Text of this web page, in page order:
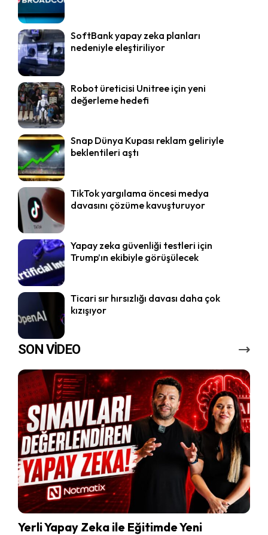
SoftBank yapay zeka planları
nedeniyle eleştiriliyor
Robot üreticisi Unitree için yeni
değerleme hedefi
Snap Dünya Kupası reklam geliriyle
beklentileri aştı
TikTok yargılama öncesi medya
davasını çözüme kavuşturuyor
Yapay zeka güvenliği testleri için
Trump’ın ekibiyle görüşülecek
Ticari sır hırsızlığı davası daha çok
kızışıyor
SON VİDEO
Yerli Yapay Zeka ile Eğitimde Yeni